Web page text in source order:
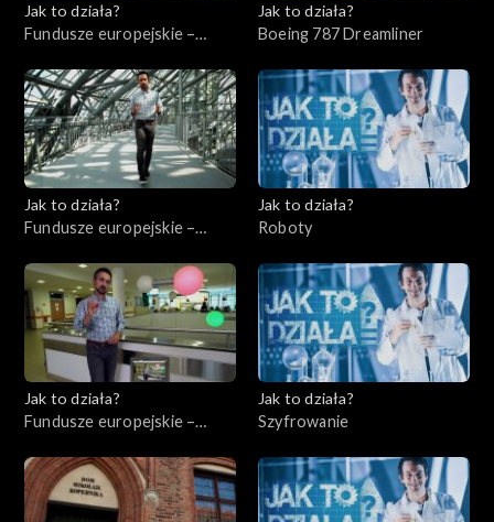
Jak to działa?
Fundusze europejskie –
Jak to działa?
Boeing 787 Dreamliner
Jak to działa?
Fundusze europejskie –
Jak to działa?
Roboty
Jak to działa?
Fundusze europejskie –
Jak to działa?
Szyfrowanie